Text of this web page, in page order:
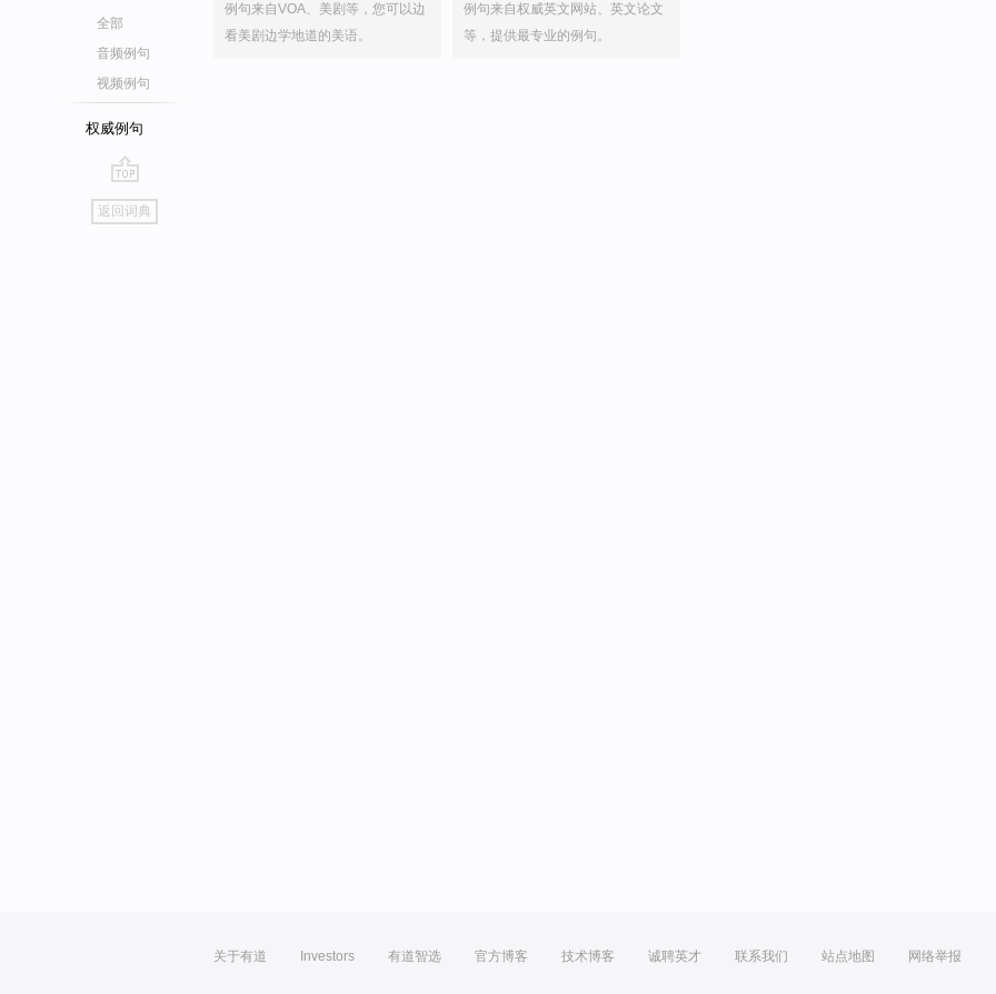
全部
音频例句
视频例句
权威例句
go
top
返回词典
例句来自VOA、美剧等，您可以边
看美剧边学地道的美语。
例句来自权威英文网站、英文论文
等，提供最专业的例句。
关于有道 Investors 有道智选 官方博客 技术博客 诚聘英才 联系我们 站点地图 网络举报